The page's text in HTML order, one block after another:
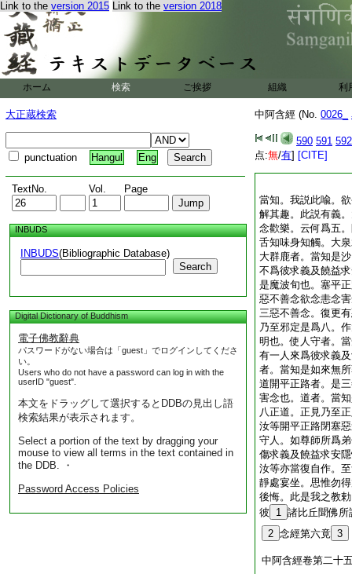
Link to the version 2015 Link to the version 2018
ホーム 検索 ご挨拶 組織 利
大正蔵検索
punctuation Hangul Eng
TextNo. Vol. Page
INBUDS
INBUDS(Bibliographic Database)
Search
Digital Dictionary of Buddhism
電子佛教辭典
パスワードがない場合は「guest」でログインしてくださ
い。
Users who do not have a password can log in with the
userID "guest".
本文をドラッグして選択するとDDBの見出し語
検索結果が表示されます。
Select a portion of the text by dragging your
mouse to view all terms in the text contained in
the DDB. ・
Password Access Policies
中阿含經 (No. 0026_
590 591 592
点:無/有] [CITE]
當知。我説此喩。
解其趣。此説有義
念歡樂。云何爲五
舌知味身知觸。大
大群鹿者。當知是
不爲彼求義及饒益
是魔波旬也。塞平
惡不善念欲念恚念
三惡不善念。復更
乃至邪定是爲八。
明也。使人守者。
有一人來爲彼求義
者。當知是如來無
道開平正路者。是
害念也。道者。當
八正道。正見乃至
汝等開平正路閉塞
守人。如尊師所爲
傷求義及饒益求安
汝等亦當復自作。
靜處宴坐。思惟勿
後悔。此是我之教
彼
1 諸比丘聞佛所
2 念經第六竟 3
中阿含經卷第二十